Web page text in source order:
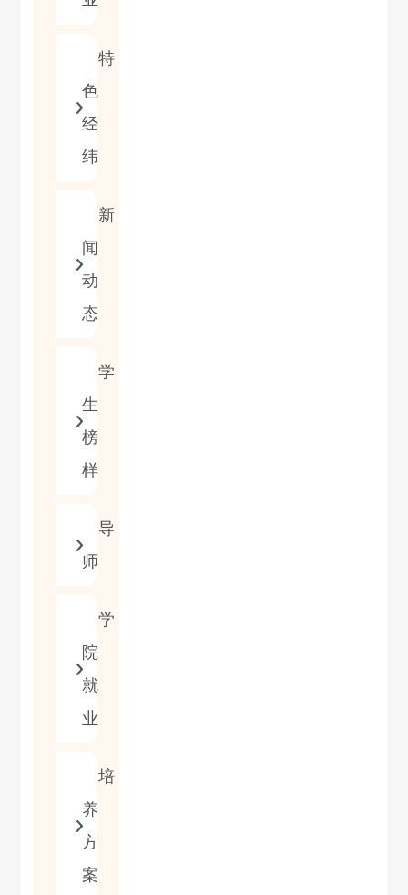
特
色
经
纬
新
闻
动
态
学
生
榜
样
导
师
学
院
就
业
培
养
方
案